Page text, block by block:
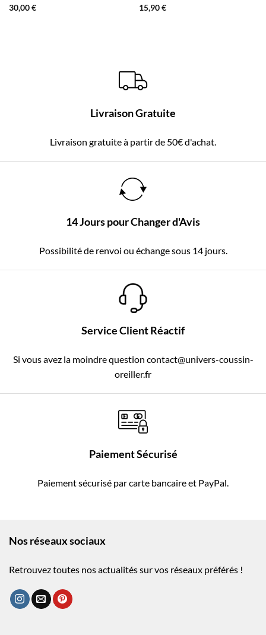
30,00€
15,90€
Livraison Gratuite
Livraison gratuite à partir de 50€ d'achat.
14 Jours pour Changer d'Avis
Possibilité de renvoi ou échange sous 14 jours.
Service Client Réactif
Si vous avez la moindre question contact@univers-coussin-
oreiller.fr
Paiement Sécurisé
Paiement sécurisé par carte bancaire et PayPal.
Nos réseaux sociaux
Retrouvez toutes nos actualités sur vos réseaux préférés !